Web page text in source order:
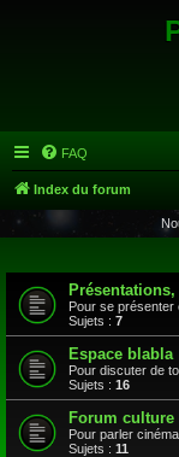
FAQ
Index du forum
Pour se présenter
Sujets : 7
Espace blabla
Pour discuter de
Sujets : 16
Forum culture
Pour parler
Sujets : 11